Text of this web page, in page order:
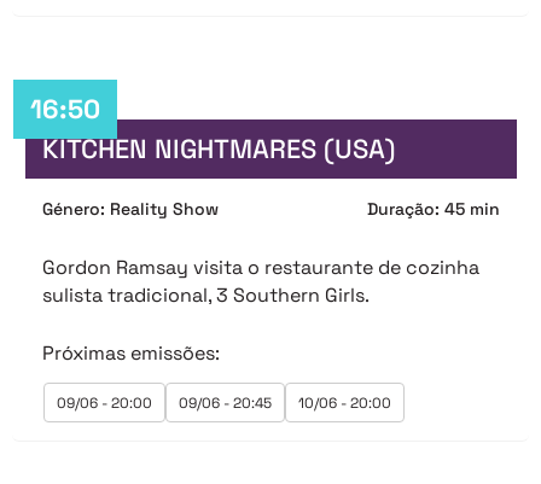
16:50
KITCHEN NIGHTMARES (USA)
Género: Reality Show Duração: 45 min
Gordon Ramsay visita o restaurante de cozinha
sulista tradicional, 3 Southern Girls.
Próximas emissões:
09/06 - 20:00 09/06 - 20:45 10/06 - 20:00